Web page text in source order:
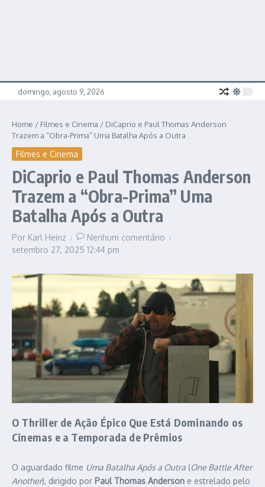
domingo, agosto 9, 2026
Home / Filmes e Cinema / DiCaprio e Paul Thomas Anderson
Trazem a “Obra-Prima” Uma Batalha Após a Outra
Filmes e Cinema
DiCaprio e Paul Thomas Anderson
Trazem a “Obra-Prima” Uma
Batalha Após a Outra
Por Karl Heinz
Nenhum comentário
setembro 27, 2025 12:44 pm
O Thriller de Ação Épico Que Está Dominando os
Cinemas e a Temporada de Prêmios
O aguardado filme Uma Batalha Após a Outra (One Battle After
Another), dirigido por Paul Thomas Anderson e estrelado pelo